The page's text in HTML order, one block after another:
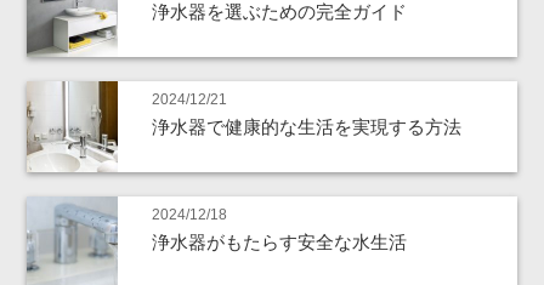
浄水器を選ぶための完全ガイド
2024/12/21
浄水器で健康的な生活を実現する方法
2024/12/18
浄水器がもたらす安全な水生活